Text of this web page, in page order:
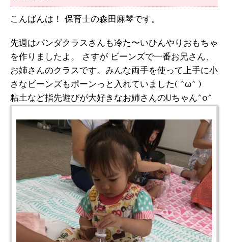
こんばんは！ 保育士の森田麻琴です。
先週はパンダクラスさんも冷た〜いひんやりおもちゃ
を作りましたよ。 さすが ビーンズで一番お兄さん、
お姉さんのクラスです。みんな両手を使って上手に小
さなビーンズもポーンっと入れていました( ^ω^ )
粘土など指先遊びが大好きなお姉さんのUちゃん^o^